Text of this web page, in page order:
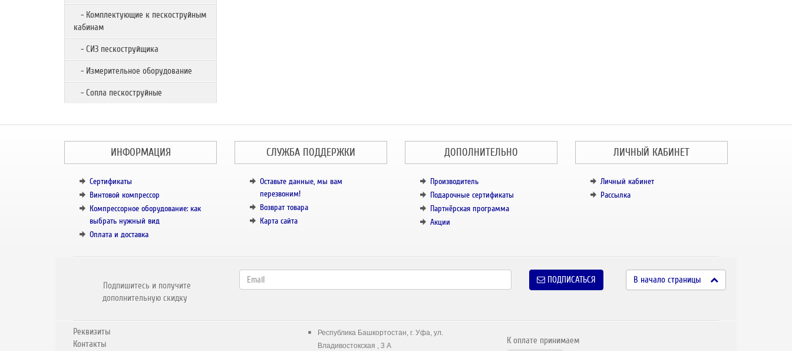
- Комплектующие к пескоструйным
кабинам
- СИЗ пескоструйщика
- Измерительное оборудование
- Сопла пескоструйные
ИНФОРМАЦИЯ
Сертификаты
Винтовой компрессор
Компрессорное оборудование: как
выбрать нужный вид
Оплата и доставка
СЛУЖБА ПОДДЕРЖКИ
Оставьте данные, мы вам
перезвоним!
Возврат товара
Карта сайта
ДОПОЛНИТЕЛЬНО
Производитель
Подарочные сертификаты
Партнёрская программа
Акции
ЛИЧНЫЙ КАБИНЕТ
Личный кабинет
Рассылка
Подпишитесь и получите
дополнительную скидку
ПОДПИСАТЬСЯ В начало страницы
Реквизиты
Контакты
Республика Башкортостан, г. Уфа, ул.
Владивостокская , 3 А
К оплате принимаем